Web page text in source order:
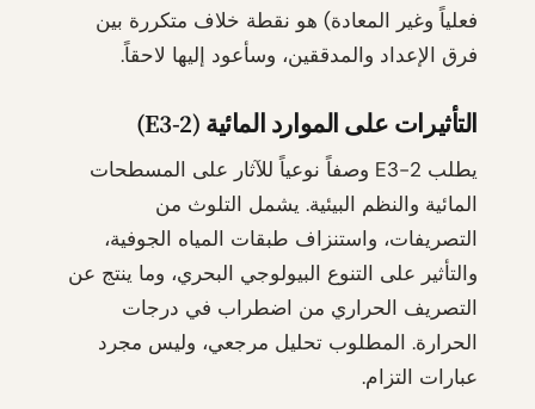
فعلياً وغير المعادة) هو نقطة خلاف متكررة بين
فرق الإعداد والمدققين، وسأعود إليها لاحقاً.
التأثيرات على الموارد المائية (E3-2)
يطلب E3-2 وصفاً نوعياً للآثار على المسطحات
المائية والنظم البيئية. يشمل التلوث من
التصريفات، واستنزاف طبقات المياه الجوفية،
والتأثير على التنوع البيولوجي البحري، وما ينتج عن
التصريف الحراري من اضطراب في درجات
الحرارة. المطلوب تحليل مرجعي، وليس مجرد
عبارات التزام.